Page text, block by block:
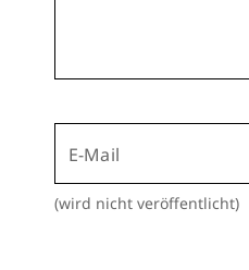
E-Mail
(wird nicht veröffentlicht)